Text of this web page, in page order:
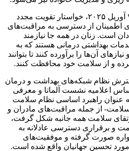
سازمان جهانی بهداشت در ۷ آوریل ۲۰۲۵، خواستار تقویت مجدد
اطمینان از دسترسی به مراقبت‌های
است. زنان در همه جا نیازمند
بهداشتی درمانی هستند که به
آن‌ها را برآورده کنند تا بتوانند
و از سلامت خود محافظت کنند.
نظام شبکه‌های بهداشت و درمان
از سال ۱۳۶۳ بر اساس اعلامیه نشست آلماتا و معرفی
عنوان راهبرد اساسی نظام سلامت
از جمله مراقبت‌های مادران و
سلامت همه جانبه شکل گرفت،
و برقراری دسترسی عادلانه به
صورت گرفته و موفقیت‌های
تحسین جهانیان واقع شده است.